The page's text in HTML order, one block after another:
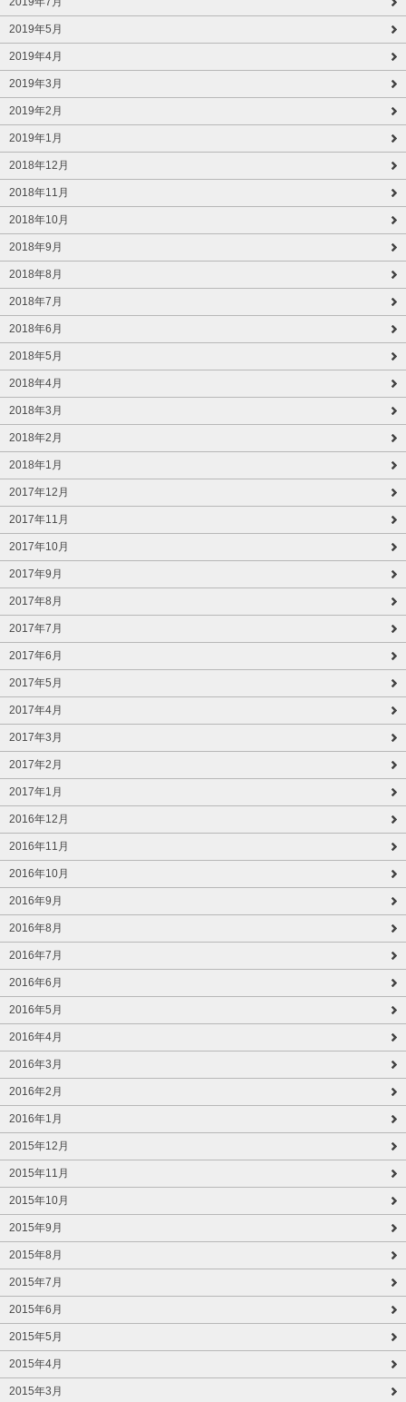
2019年5月
2019年4月
2019年3月
2019年2月
2019年1月
2018年12月
2018年11月
2018年10月
2018年9月
2018年8月
2018年7月
2018年6月
2018年5月
2018年4月
2018年3月
2018年2月
2018年1月
2017年12月
2017年11月
2017年10月
2017年9月
2017年8月
2017年7月
2017年6月
2017年5月
2017年4月
2017年3月
2017年2月
2017年1月
2016年12月
2016年11月
2016年10月
2016年9月
2016年8月
2016年7月
2016年6月
2016年5月
2016年4月
2016年3月
2016年2月
2016年1月
2015年12月
2015年11月
2015年10月
2015年9月
2015年8月
2015年7月
2015年6月
2015年5月
2015年4月
2015年3月